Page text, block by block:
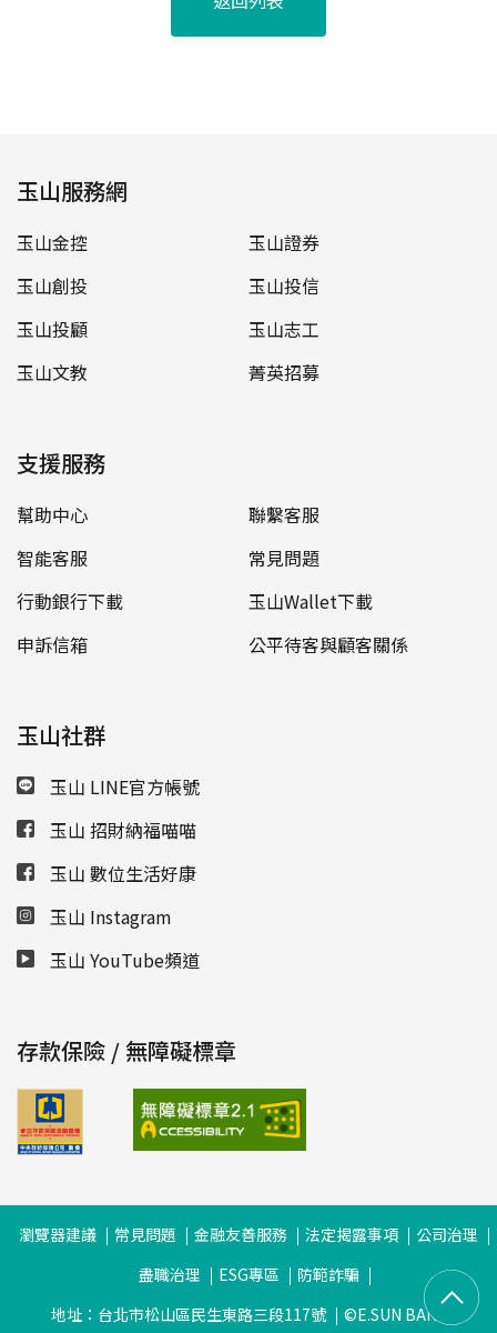
玉山服務網
玉山金控
玉山證券
玉山創投
玉山投信
玉山投顧
玉山志工
玉山文教
菁英招募
支援服務
幫助中心
聯繫客服
智能客服
常見問題
行動銀行下載
玉山Wallet下載
申訴信箱
公平待客與顧客關係
玉山社群
玉山 LINE官方帳號
玉山 招財納福喵喵
玉山 數位生活好康
玉山 Instagram
玉山 YouTube頻道
存款保險 / 無障礙標章
瀏覽器建議 常見問題 金融友善服務 法定揭露事項
公司治理
盡職治理
ESG專區
防範詐騙
地址：台北市松山區民生東路三段117號
©E.SUN BANK